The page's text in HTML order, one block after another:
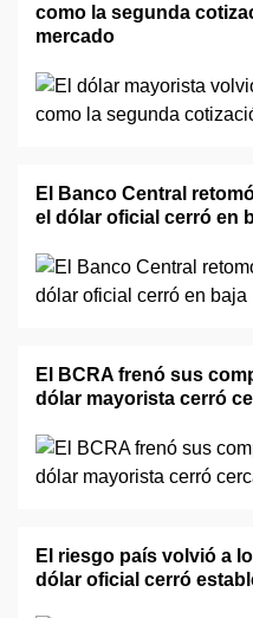
como la segunda
mercado
El Banco Central
el dólar oficial cerró en
El BCRA frenó sus
dólar mayorista cerró
El riesgo país volvió a
dólar oficial cerró